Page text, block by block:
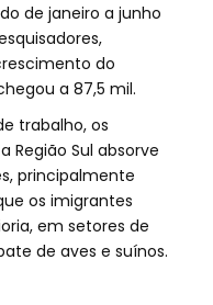
de janeiro a junho
do
a 87,5 mil.
trabalho, os
Região Sul absorve
principalmente
os imigrantes
em setores de
de aves e suínos.